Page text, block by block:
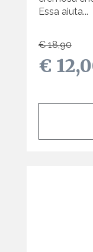
Essa aiuta...
€ 18,90
€